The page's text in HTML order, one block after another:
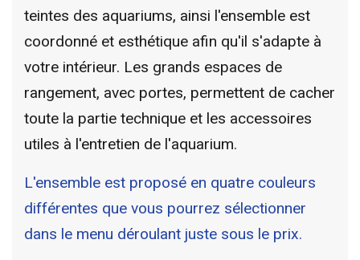
teintes des aquariums, ainsi l'ensemble est
coordonné et esthétique afin qu'il s'adapte à
votre intérieur. Les grands espaces de
rangement, avec portes, permettent de cacher
toute la partie technique et les accessoires
utiles à l'entretien de l'aquarium.
L'ensemble est proposé en quatre couleurs
différentes que vous pourrez sélectionner
dans le menu déroulant juste sous le prix.